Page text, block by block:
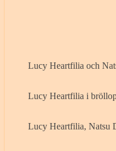
Lucy Heartfilia och
Lucy Heartfilia i
Lucy Heartfilia, Natsu